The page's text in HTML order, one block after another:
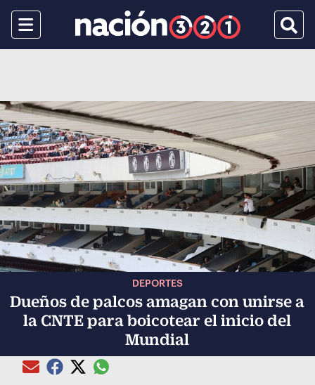
Menu
DEPORTES
Dueños de palcos amagan con unirse a
la CNTE para boicotear el inicio del
Mundial
Compartir el artículo actual mediante Email
Compartir el artículo actual mediante Facebook
Compartir el artículo actual mediante Twitter
Compartir el artículo actual mediante